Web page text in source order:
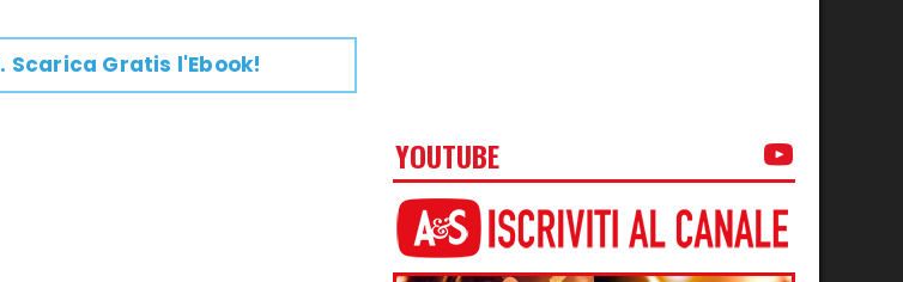
. Scarica Gratis l'Ebook!
YOUTUBE